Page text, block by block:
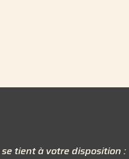
se tient à votre disposition :